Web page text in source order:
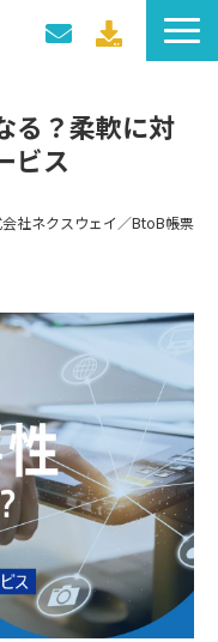
ト
る？柔軟に対
ビス
社ネクスウェイ／BtoB帳票